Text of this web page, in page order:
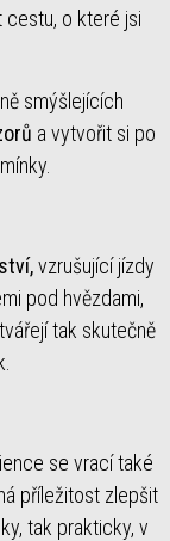
cestu, o které jsi
smýšlejících
a vytvořit si po
vzrušující jízdy
pod hvězdami,
tak skutečně
se vrací také
příležitost zlepšit
tak prakticky, v